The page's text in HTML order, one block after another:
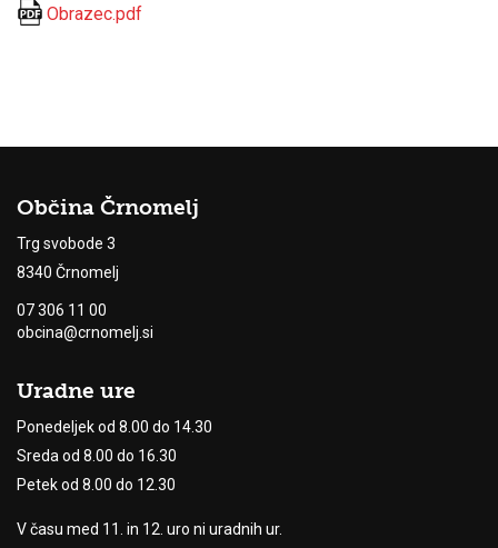
Obrazec.pdf
Občina Črnomelj
Trg svobode 3
8340 Črnomelj
07 306 11 00
obcina@crnomelj.si
Uradne ure
Ponedeljek od 8.00 do 14.30
Sreda od 8.00 do 16.30
Petek od 8.00 do 12.30
V času med 11. in 12. uro ni uradnih ur.